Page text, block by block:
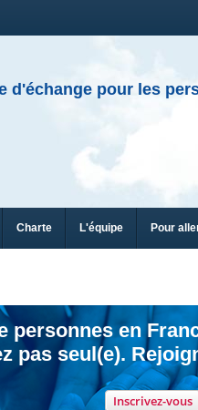
d'échange pour les
Charte L'équipe Pour
personnes en
pas seul(e).
Inscrivez-vous